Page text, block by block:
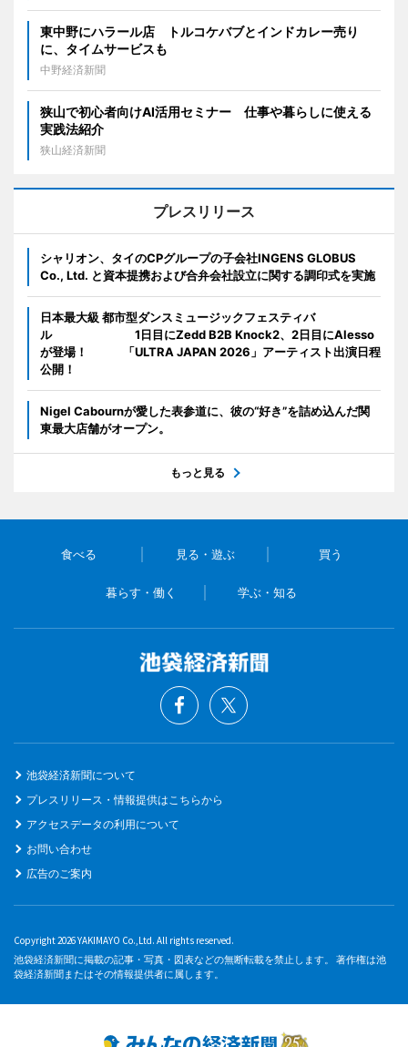
東中野にハラール店 トルコケバブとインドカレー売り
に、タイムサービスも
中野経済新聞
狭山で初心者向けAI活用セミナー 仕事や暮らしに使える
実践法紹介
狭山経済新聞
プレスリリース
シャリオン、タイのCPグループの子会社INGENS GLOBUS
Co., Ltd. と資本提携および合弁会社設立に関する調印式を実施
日本最大級 都市型ダンスミュージックフェスティバ
ル 1日目にZedd B2B Knock2、2日目にAlesso
が登場！ 「ULTRA JAPAN 2026」アーティスト出演日程
公開！
Nigel Cabournが愛した表参道に、彼の“好き”を詰め込んだ関
東最大店舗がオープン。
もっと見る
食べる 見る・遊ぶ 買う
暮らす・働く 学ぶ・知る
池袋経済新聞について
プレスリリース・情報提供はこちらから
アクセスデータの利用について
お問い合わせ
広告のご案内
Copyright 2026 YAKIMAYO Co.,Ltd. All rights reserved.
池袋経済新聞に掲載の記事・写真・図表などの無断転載を禁止します。 著作権は池
袋経済新聞またはその情報提供者に属します。